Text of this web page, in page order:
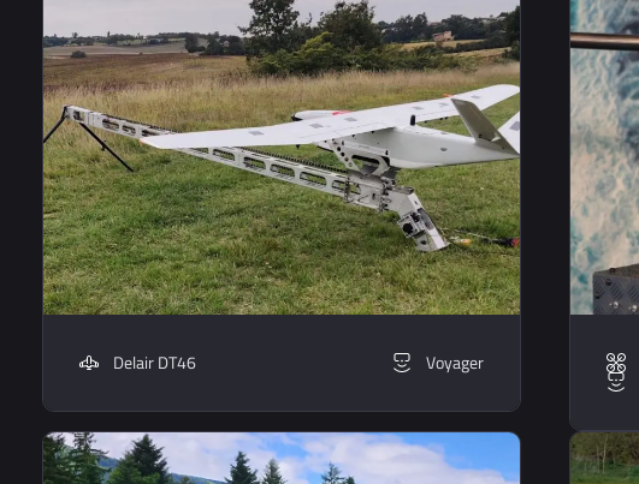
Delair DT46 Voyager